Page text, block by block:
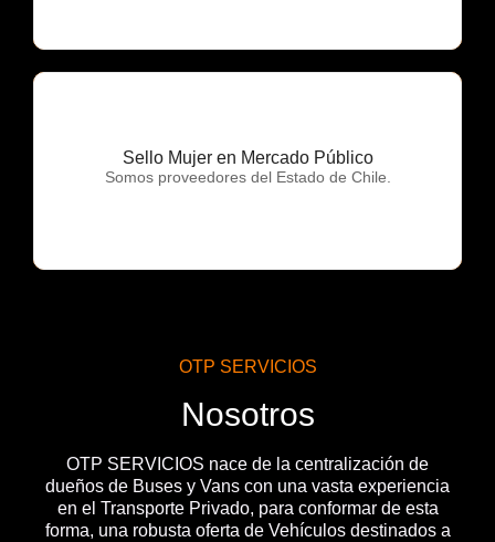
Sello Mujer en Mercado Público
Somos proveedores del Estado de Chile.
OTP Servicios
OTP SERVICIOS
Nosotros
OTP SERVICIOS nace de la centralización de
dueños de Buses y Vans con una vasta experiencia
en el Transporte Privado, para conformar de esta
forma, una robusta oferta de Vehículos destinados a